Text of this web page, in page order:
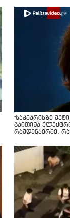
"საკმარისზე
გაითიშა
რამდენჯერმე: